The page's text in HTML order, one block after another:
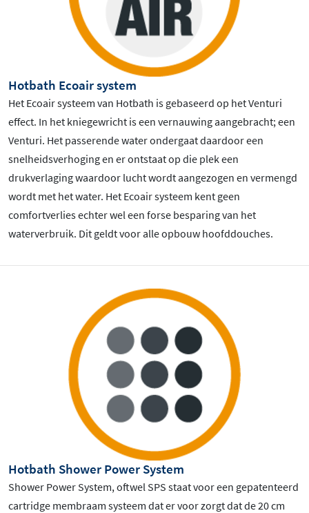
Hotbath Ecoair system
Het Ecoair systeem van Hotbath is gebaseerd op het Venturi
effect. In het kniegewricht is een vernauwing aangebracht; een
Venturi. Het passerende water ondergaat daardoor een
snelheidsverhoging en er ontstaat op die plek een
drukverlaging waardoor lucht wordt aangezogen en vermengd
wordt met het water. Het Ecoair systeem kent geen
comfortverlies echter wel een forse besparing van het
waterverbruik. Dit geldt voor alle opbouw hoofddouches.
Hotbath Shower Power System
Shower Power System, oftwel SPS staat voor een gepatenteerd
cartridge membraam systeem dat er voor zorgt dat de 20 cm